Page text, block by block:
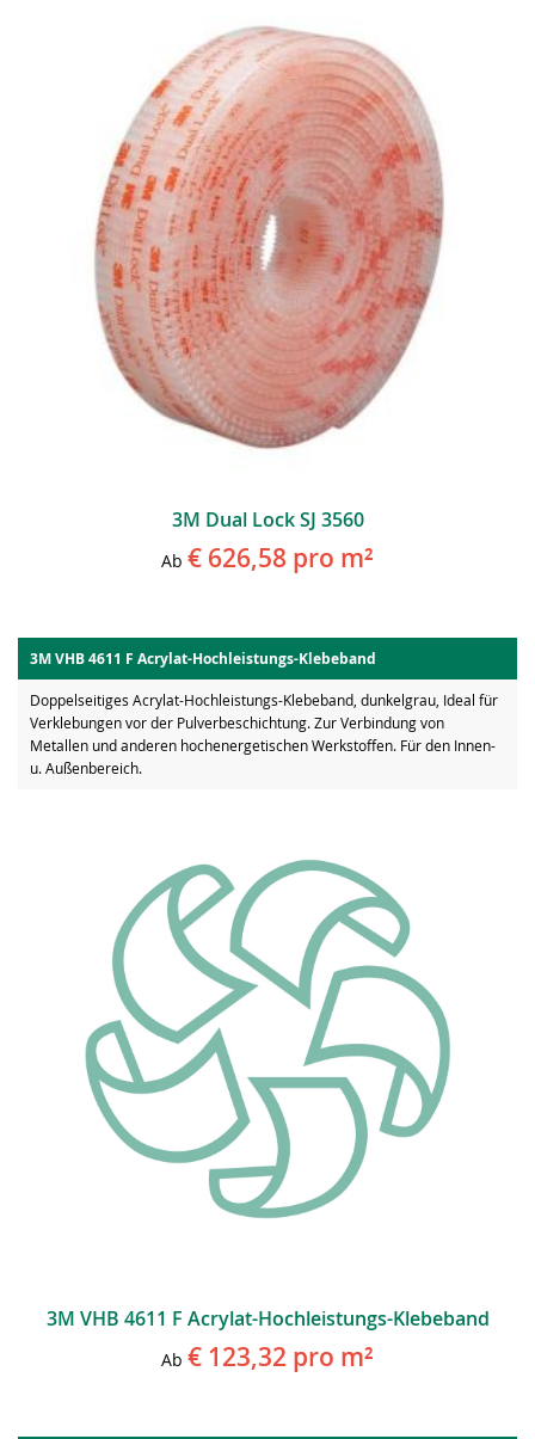
3M Dual Lock SJ 3560
Ab € 626,58 pro m²
3M VHB 4611 F Acrylat-Hochleistungs-Klebeband
Doppelseitiges Acrylat-Hochleistungs-Klebeband, dunkelgrau, Ideal für
Verklebungen vor der Pulverbeschichtung. Zur Verbindung von
Metallen und anderen hochenergetischen Werkstoffen. Für den Innen-
u. Außenbereich.
3M VHB 4611 F Acrylat-Hochleistungs-Klebeband
Ab € 123,32 pro m²